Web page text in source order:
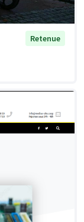
Retenue